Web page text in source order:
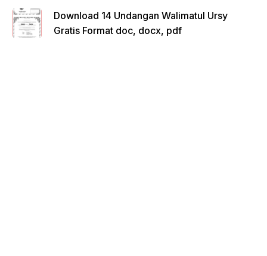
Download 14 Undangan Walimatul Ursy
Gratis Format doc, docx, pdf